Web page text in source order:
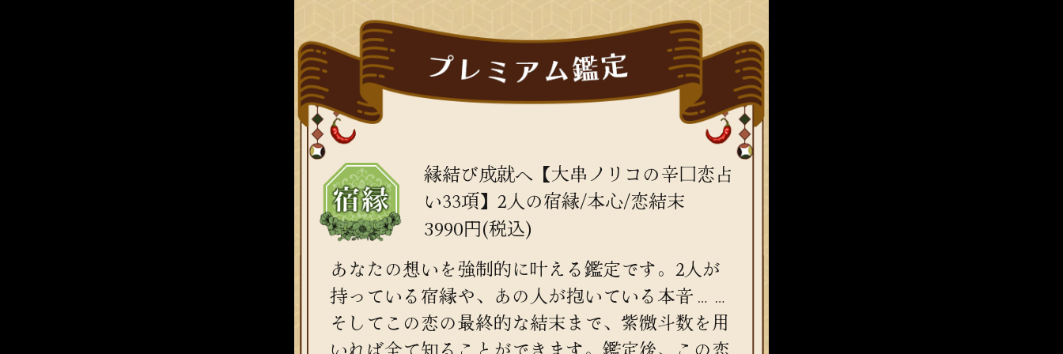
縁結び成就へ【大串ノリコの辛口恋占
い33項】2人の宿縁/本心/恋結末
3990円(税込)
あなたの想いを強制的に叶える鑑定です。2人が
持っている宿縁や、あの人が抱いている本音……
そしてこの恋の最終的な結末まで、紫微斗数を用
いれば全て知ることができます。鑑定後、この恋